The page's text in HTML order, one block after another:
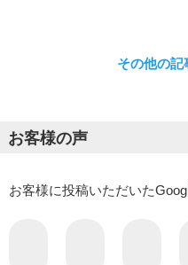
その他の記
お客様の声
お客様に投稿いただいた